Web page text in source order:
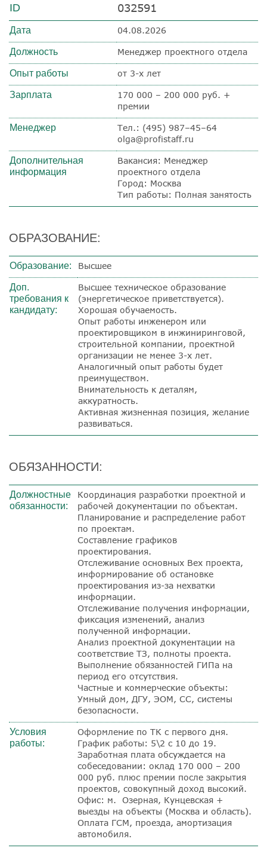
ID 032591
Дата 04.08.2026
Должность Менеджер проектного отдела
Опыт работы от 3-х лет
Зарплата
170 000 – 200 000 руб. +
премии
Менеджер
Тел.: (495) 987–45–64
olga@profistaff.ru
Дополнительная
информация
Вакансия: Менеджер
проектного отдела
Город: Москва
Тип работы: Полная занятость
ОБРАЗОВАНИЕ:
Образование: Высшее
Доп.
требования к
кандидату:
Высшее техническое образование
(энергетическое приветствуется).
Хорошая обучаемость.
Опыт работы инженером или
проектировщиком в инжиниринговой,
строительной компании, проектной
организации не менее 3-х лет.
Аналогичный опыт работы будет
преимуществом.
Внимательность к деталям,
аккуратность.
Активная жизненная позиция, желание
развиваться.
ОБЯЗАННОСТИ:
Должностные
обязанности:
Координация разработки проектной и
рабочей документации по объектам.
Планирование и распределение работ
по проектам.
Составление графиков
проектирования.
Отслеживание основных Вех проекта,
информирование об остановке
проектирования из-за нехватки
информации.
Отслеживание получения информации,
фиксация изменений, анализ
полученной информации.
Анализ проектной документации на
соответствие ТЗ, полноты проекта.
Выполнение обязанностей ГИПа на
период его отсутствия.
Частные и коммерческие объекты:
Умный дом, ДГУ, ЭОМ, СС, системы
безопасности.
Условия
работы:
Оформление по ТК с первого дня.
График работы: 5\2 с 10 до 19.
Заработная плата обсуждается на
собеседовании: оклад 170 000 – 200
000 руб. плюс премии после закрытия
проектов, совокупный доход высокий.
Офис: м. Озерная, Кунцевская +
выезды на объекты (Москва и область).
Оплата ГСМ, проезда, амортизация
автомобиля.